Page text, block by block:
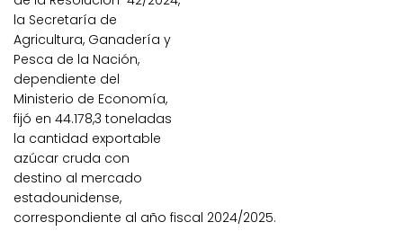
la Secretaría de
Agricultura, Ganadería y
Pesca de la Nación,
dependiente del
Ministerio de Economía,
fijó en 44.178,3 toneladas
la cantidad exportable
azúcar cruda con
destino al mercado
estadounidense,
correspondiente al año fiscal 2024/2025.